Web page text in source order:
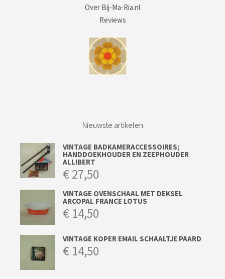
Over Bij-Ma-Ria.nl
Reviews
Nieuwste artikelen
VINTAGE BADKAMERACCESSOIRES;
HANDDOEKHOUDER EN ZEEPHOUDER
ALLIBERT
€27,50
VINTAGE OVENSCHAAL MET DEKSEL
ARCOPAL FRANCE LOTUS
€ 14,50
VINTAGE KOPER EMAIL SCHAALTJE PAARD
€ 14,50